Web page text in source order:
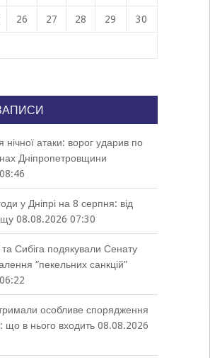
26 27 28 29 30
нічної атаки: ворог ударив по
Дніпропетровщини
у Дніпрі на 8 серпня: від
08.08.2026 07:30
Сибіга подякували Сенату
“пекельних санкцій”
особливе спорядження
що в нього входить 08.08.2026